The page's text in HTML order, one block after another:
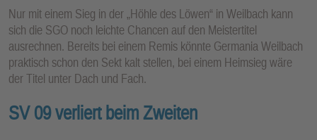
Nur mit einem Sieg in der „Höhle des Löwen“ in Weilbach kann
sich die SGO noch leichte Chancen auf den Meistertitel
ausrechnen. Bereits bei einem Remis könnte Germania Weilbach
praktisch schon den Sekt kalt stellen, bei einem Heimsieg wäre
der Titel unter Dach und Fach.
SV 09 verliert beim Zweiten